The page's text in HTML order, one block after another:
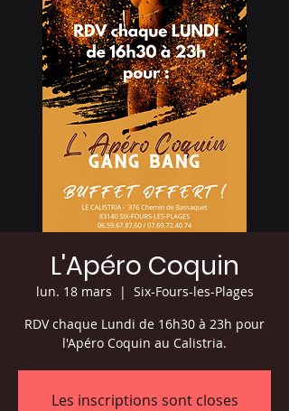
L'Apéro Coquin
lun. 18 mars
  |
Six-Fours-les-Plages
RDV chaque Lundi de 16h30 à 23h pour
l'Apéro Coquin au Calistria.
Les inscriptions sont closes